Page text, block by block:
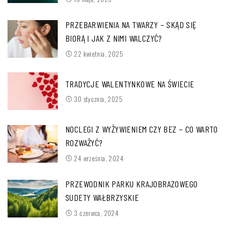
PRZEBARWIENIA NA TWARZY – SKĄD SIĘ
BIORĄ I JAK Z NIMI WALCZYĆ?
22 kwietnia, 2025
TRADYCJE WALENTYNKOWE NA ŚWIECIE
30 stycznia, 2025
NOCLEGI Z WYŻYWIENIEM CZY BEZ – CO WARTO
ROZWAŻYĆ?
24 września, 2024
PRZEWODNIK PARKU KRAJOBRAZOWEGO
SUDETY WAŁBRZYSKIE
3 czerwca, 2024